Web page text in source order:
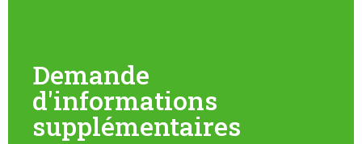
Demande
d'informations
supplémentaires